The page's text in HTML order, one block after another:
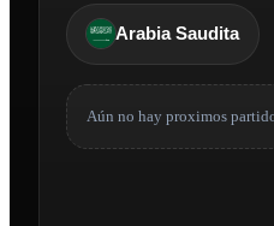
Arabia Saudita
Aún no hay proximos